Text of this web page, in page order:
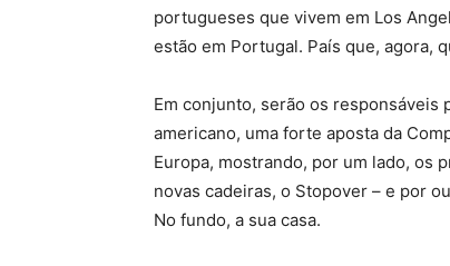
portugueses que vivem em Los
estão em Portugal. País que, agora,
Em conjunto, serão os
americano, uma forte aposta da
Europa, mostrando, por um lado, os
novas cadeiras, o Stopover – e por
No fundo, a sua casa.